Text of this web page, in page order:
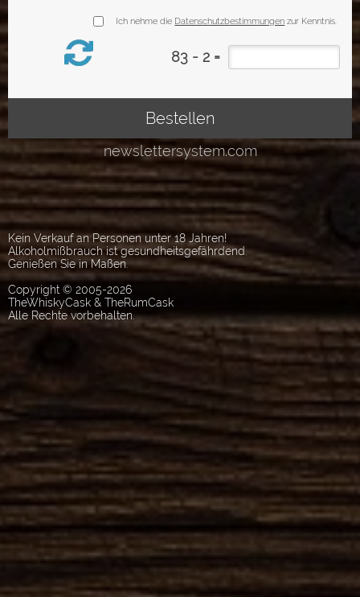
Kein Verkauf an Personen unter 18 Jahren!
Alkoholmißbrauch ist gesundheitsgefährdend.
Genießen Sie in Maßen.
Copyright © 2005-2026
TheWhiskyCask & TheRumCask
Alle Rechte vorbehalten.